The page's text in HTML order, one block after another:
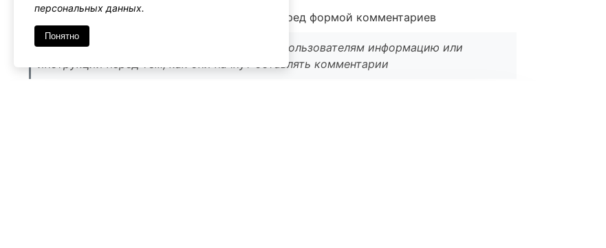
Этот хук позволяет добавлять содержимое перед формой комментариев
Используйте его, если нужно предоставить пользователям информацию или
инструкции перед тем, как они начнут оставлять комментарии
персональных данных.
Понятно